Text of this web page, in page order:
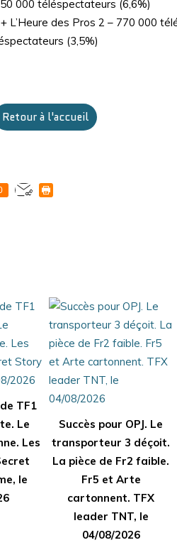
000 téléspectateurs (6,6%)
L’Heure des Pros 2 – 770 000
(3,5%)
Retour à l'accueil
TF1
Le
Les
le
Succès pour OPJ. Le
transporteur 3 déçoit.
La pièce de Fr2 faible.
Fr5 et Arte
cartonnent. TFX
leader TNT, le
04/08/2026